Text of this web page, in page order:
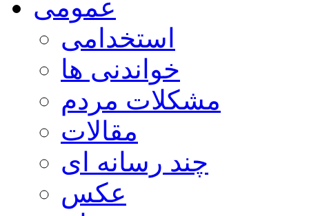
عمومی
استخدامی
خواندنی ها
مشکلات مردم
مقالات
چند رسانه ای
عکس